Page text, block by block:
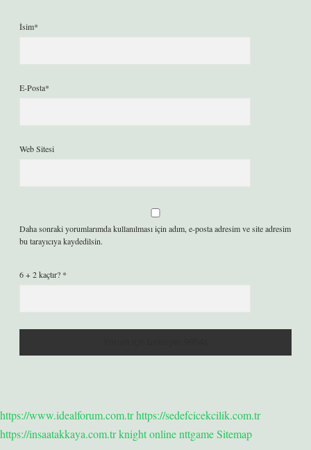
İsim*
E-Posta*
Web Sitesi
Daha sonraki yorumlarımda kullanılması için adım, e-posta adresim ve site adresim
bu tarayıcıya kaydedilsin.
6 + 2 kaçtır? *
https://www.idealforum.com.trhttps://sedefcicekcilik.com.tr
https://insaatakkaya.com.trknight onlinenttgameSitemap